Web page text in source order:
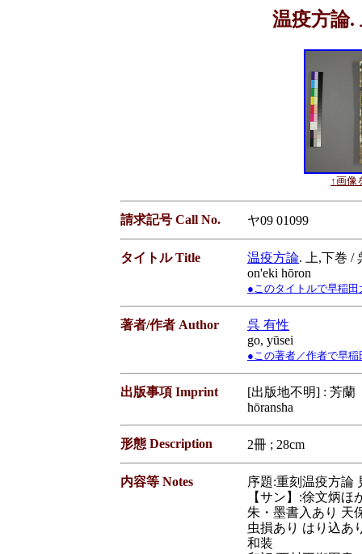
温疫方論.
↑画像
請求記号 Call No. ヤ09 01099
タイトル Title 温疫方論. 上,下巻 /
on'eki hōron
●このタイトルで早稲田
著者/作者 Author
呉 有性
go, yūsei
●この著者／作者で早稲
出版事項 Imprint
[出版地不明] : 芳蘭
hōransha
形態 Description 2冊 ; 28cm
内容等 Notes
序題:重刻温疫方論
【サン】:徐文炳
朱・墨書入あり 天
虫損あり はり込あ
和装